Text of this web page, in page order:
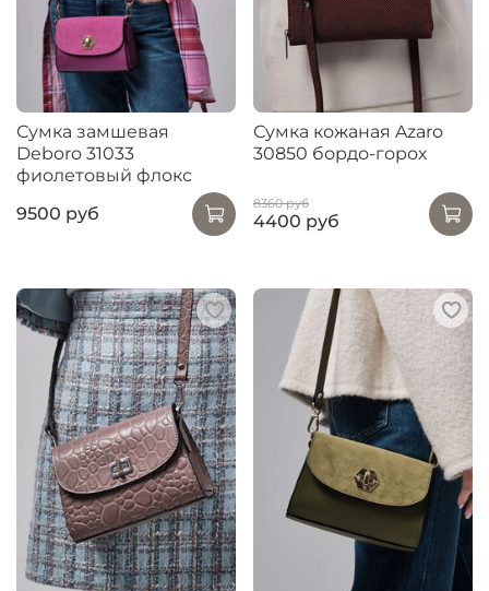
Сумка замшевая
Deboro 31033
фиолетовый флокс
9500 руб
Сумка кожаная Azaro
30850 бордо-горох
8360 руб
4400 руб